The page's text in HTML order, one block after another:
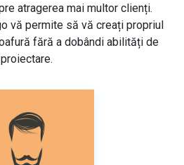
atragerea mai multor clienți.
vă permite să vă creați propriul
fără a dobândi abilități de
proiectare.